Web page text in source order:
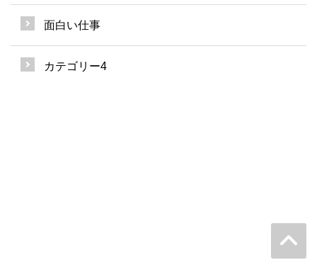
面白い仕事
カテゴリー4